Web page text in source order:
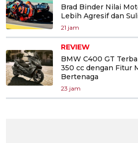
Brad Binder Nilai
Lebih Agresif dan
21 jam
REVIEW
BMW C400 GT
350 cc dengan Fitur
Bertenaga
23 jam